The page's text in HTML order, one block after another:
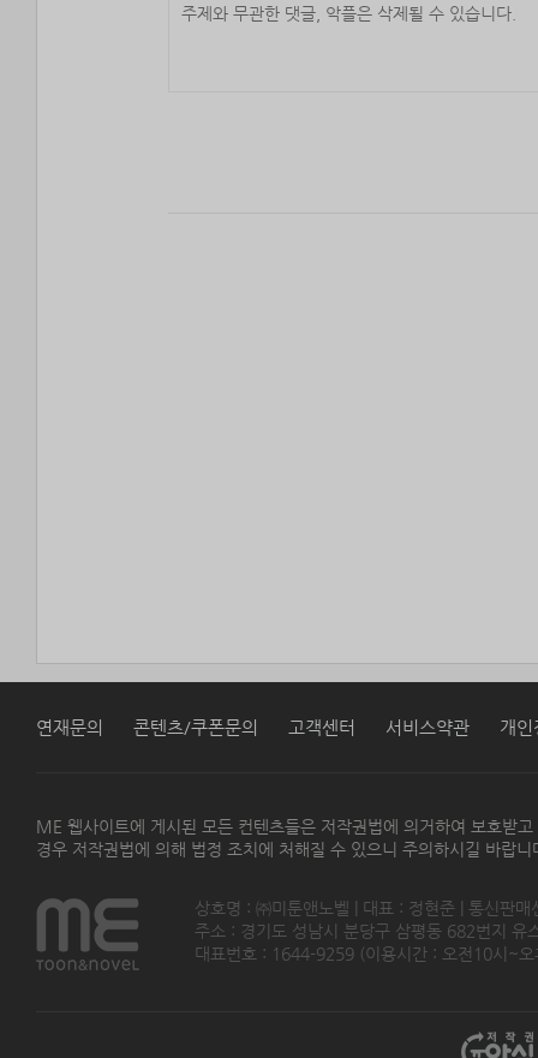
연재문의 콘텐츠/쿠폰문의 고객센터 서비스약관 개인
ME 웹사이트에 게시된 모든 컨텐츠들은 저작권법에 의거하여 보호받
경우 저작권법에 의해 법정 조치에 처해질 수 있으니 주의하시길 바랍니
상호명 : ㈜미툰앤노벨 | 대표 : 정현준 | 통신판
주소 : 경기도 성남시 분당구 삼평동 682번지
대표번호 : 1644-9259 (이용시간 : 오전10시~